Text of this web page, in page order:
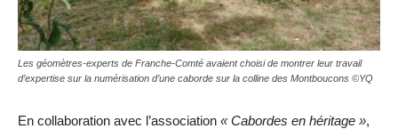
Les géomètres-experts de Franche-Comté avaient choisi de montrer leur travail
d’expertise sur la numérisation d’une caborde sur la colline des Montboucons ©YQ
En collaboration avec l’association « Cabordes en héritage »,